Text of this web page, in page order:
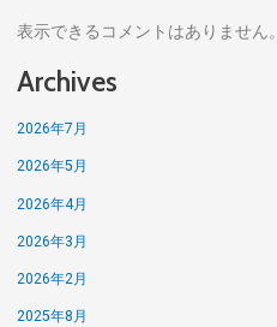
表示できるコメントはありません。
Archives
2026年7月
2026年5月
2026年4月
2026年3月
2026年2月
2025年8月